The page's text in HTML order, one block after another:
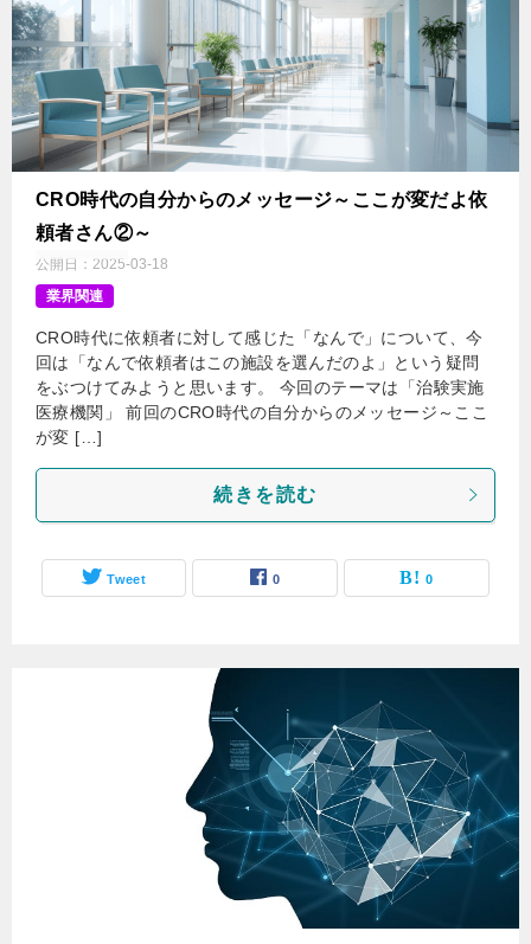
CRO時代の自分からのメッセージ～ここが変だよ依
頼者さん②～
公開日： 2025-03-18
業界関連
CRO時代に依頼者に対して感じた「なんで」について、今
回は「なんで依頼者はこの施設を選んだのよ」という疑問
をぶつけてみようと思います。 今回のテーマは「治験実施
医療機関」 前回のCRO時代の自分からのメッセージ～ここ
が変 […]
続きを読む
Tweet 0 0